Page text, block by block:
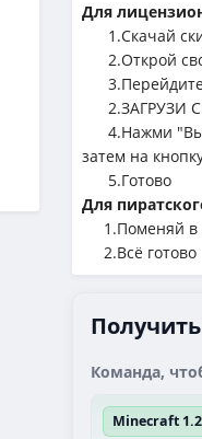
Для
1.Cкачай
2.Открой
3.Перейдите
2.ЗАГРУЗИ
4.Нажми
затем на
5.Готово
Для
1.Поменяй в
2.Всё готово
Команда,
Minecraft